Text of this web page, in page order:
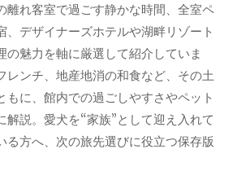
離れ客室で過ごす静かな時間、全室ペ
、デザイナーズホテルや湖畔リゾート
の魅力を軸に厳選して紹介していま
レンチ、地産地消の和食など、その土
もに、館内での過ごしやすさやペット
解説。愛犬を“家族”として迎え入れて
る方へ、次の旅先選びに役立つ保存版